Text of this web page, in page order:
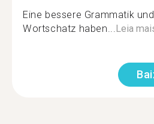
Eine bessere Grammatik
Wortschatz haben...Leia